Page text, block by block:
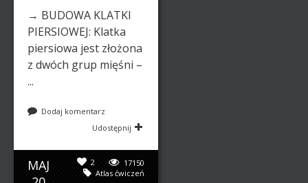
→ BUDOWA KLATKI
PIERSIOWEJ: Klatka
piersiowa jest złożona
z dwóch grup mięśni –
...
Dodaj komentarz
Udostępnij
MAJ
17150
2
Atlas ćwiczeń